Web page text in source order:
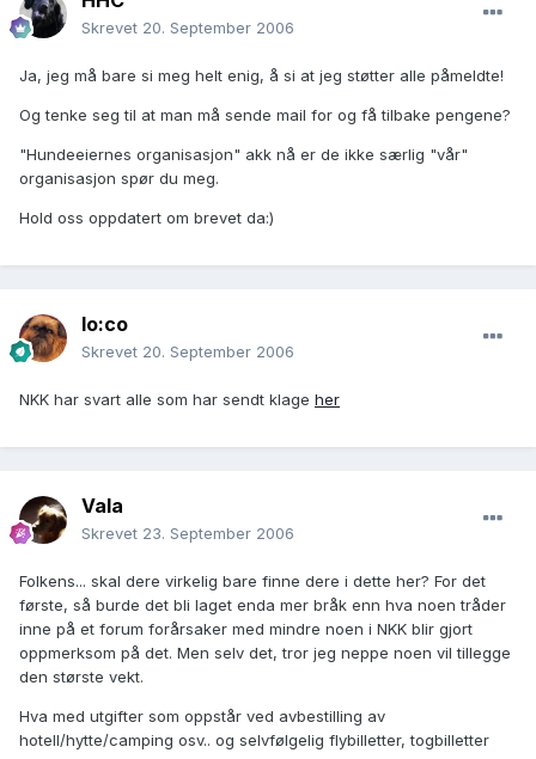
Skrevet 20. September 2006
Ja, jeg må bare si meg helt enig, å si at jeg støtter alle påmeldte!
Og tenke seg til at man må sende mail for og få tilbake pengene?
"Hundeeiernes organisasjon" akk nå er de ikke særlig "vår"
organisasjon spør du meg.
Hold oss oppdatert om brevet da:)
lo:co
Skrevet 20. September 2006
NKK har svart alle som har sendt klage her
Vala
Skrevet 23. September 2006
Folkens... skal dere virkelig bare finne dere i dette her? For det
første, så burde det bli laget enda mer bråk enn hva noen tråder
inne på et forum forårsaker med mindre noen i NKK blir gjort
oppmerksom på det. Men selv det, tror jeg neppe noen vil tillegge
den største vekt.
Hva med utgifter som oppstår ved avbestilling av
hotell/hytte/camping osv.. og selvfølgelig flybilletter, togbilletter